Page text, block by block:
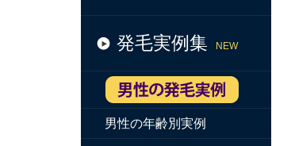
発毛実例集 NEW
男性の年齢別実例